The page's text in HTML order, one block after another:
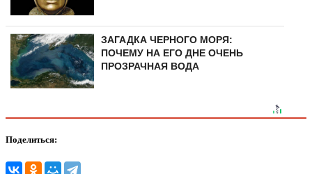
ЗАГАДКА ЧЕРНОГО МОРЯ:
ПОЧЕМУ НА ЕГО ДНЕ ОЧЕНЬ
ПРОЗРАЧНАЯ ВОДА
Поделиться: